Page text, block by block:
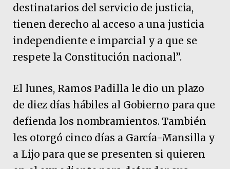
destinatarios del servicio de justicia,
tienen derecho al acceso a una justicia
independiente e imparcial y a que se
respete la Constitución nacional”.
El lunes, Ramos Padilla le dio un plazo
de diez días hábiles al Gobierno para que
defienda los nombramientos. También
les otorgó cinco días a García-Mansilla y
a Lijo para que se presenten si quieren